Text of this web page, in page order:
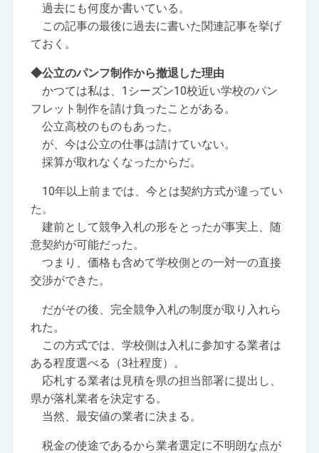
過去にも何度か書いている。
この記事の最後に過去に書いた関連記事を挙げ
ておく。
◆公立のパンフ制作から撤退した理由
かつては私は、1シーズン10校近い学校のパン
フレット制作を請け負ったことがある。
公立高校のものもあった。
が、今は公立の仕事は請けていない。
採算が取れなくなったからだ。
10年以上前までは、今とは契約方式が違ってい
た。
建前として競争入札の形をとったが事実上、随
意契約が可能だった。
つまり、価格も含めて学校側との一対一の直接
交渉ができた。
だがその後、完全競争入札の制度が取り入れら
れた。
この方式では、学校側は入札に参加する業者は
ある程度選べる（3社程度）。
応札する業者は見積を県の担当部署に提出し、
県が落札業者を決定する。
当然、最安値の業者に決まる。
税金の使途であるから業者選定に不明朗な点が